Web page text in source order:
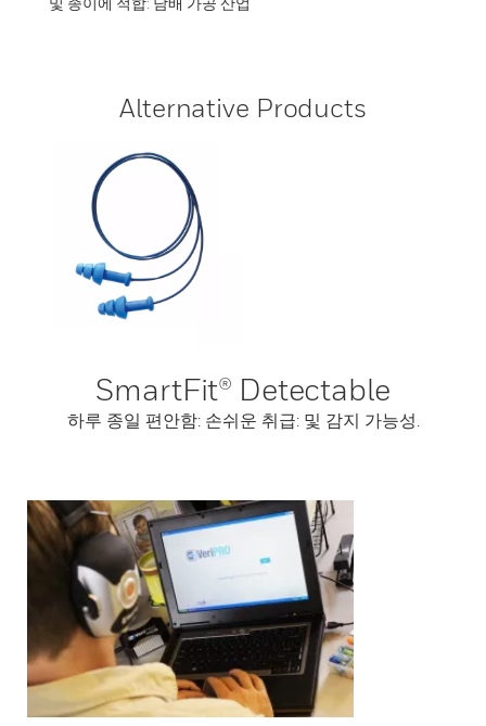
Alternative Products
SmartFit® Detectable
하루 종일 편안함: 손쉬운 취급: 및 감지 가능성.